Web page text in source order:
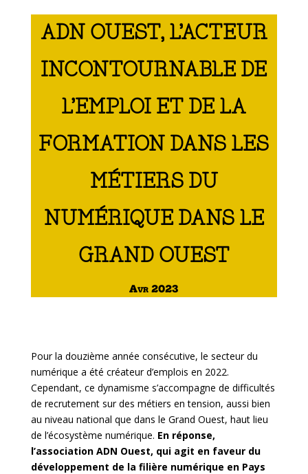
ADN OUEST, L’ACTEUR
INCONTOURNABLE DE
L’EMPLOI ET DE LA
FORMATION DANS LES
MÉTIERS DU
NUMÉRIQUE DANS LE
GRAND OUEST
Avr 2023
Pour la douzième année consécutive, le secteur du
numérique a été créateur d’emplois en 2022.
Cependant, ce dynamisme s’accompagne de difficultés
de recrutement sur des métiers en tension, aussi bien
au niveau national que dans le Grand Ouest, haut lieu
de l’écosystème numérique. En réponse,
l’association ADN Ouest, qui agit en faveur du
développement de la filière numérique en Pays